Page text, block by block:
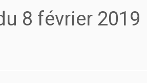
8 février 2019